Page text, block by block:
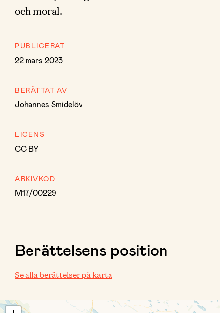
och moral.
PUBLICERAT
22 mars 2023
BERÄTTAT AV
Johannes Smidelöv
LICENS
CC BY
ARKIVKOD
M17/00229
Berättelsens position
Se alla berättelser på karta